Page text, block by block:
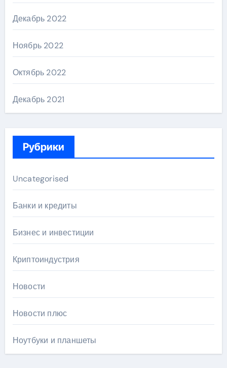
Декабрь 2022
Ноябрь 2022
Октябрь 2022
Декабрь 2021
Рубрики
Uncategorised
Банки и кредиты
Бизнес и инвестиции
Криптоиндустрия
Новости
Новости плюс
Ноутбуки и планшеты